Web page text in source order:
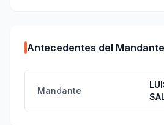
Antecedentes del Mandante
Mandante